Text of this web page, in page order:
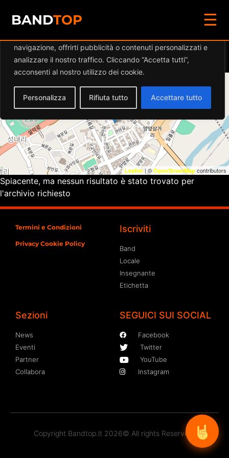
Diamo valore alla tua privacy
navigazione, offrirti pubblicità o contenuti personalizzati e
analizzare il nostro traffico. Cliccando “Accetta tutti”,
acconsenti al nostro utilizzo dei cookie.
Personalizza Rifiuta tutto Accettare tutto
BANDTOP
☰
Eventi aEL FORAJIDO
+
Leaflet | ©OpenStreetMap contributors
Spiacente, ma nessun risultato è stato trovato per
l'archivio richiesto
Termini e Condizioni
Privacy Cookie Policy
Iscriviti
Band
Locale
Insegnante
Etichetta
Sezioni
News
Eventi
Partner
Collabora
SEGUICI SUI SOCIAL
Facebook
Twitter
YouTube
Instagram
Copyright Bandtop.it 2026© All rights Reserved.